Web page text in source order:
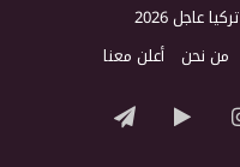
عاجل 2026
من نحن أعلن معنا
انستقرام‏Googleتيلقرام